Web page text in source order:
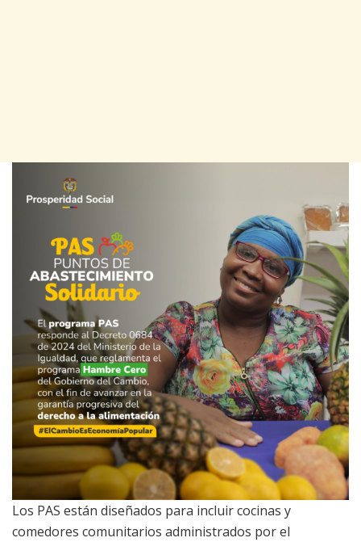
Los PAS están diseñados para incluir cocinas y
comedores comunitarios administrados por el